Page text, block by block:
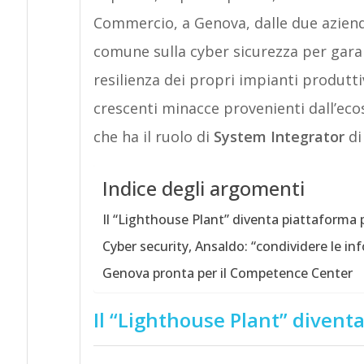
Commercio, a Genova, dalle due
comune sulla cyber sicurezza per
resilienza dei propri impianti
crescenti minacce provenienti
che ha il ruolo di System Integratordi
Indice degli argomenti
Il “Lighthouse Plant” diventa piattaforma
Cyber security, Ansaldo: “condividere le
Genova pronta per il Competence Center
Il “Lighthouse Plant”